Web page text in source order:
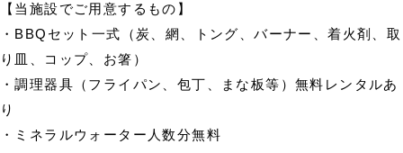
【当施設でご用意するもの】
・BBQセット一式（炭、網、トング、バーナー、着火剤、取
り皿、コップ、お箸）
・調理器具（フライパン、包丁、まな板等）無料レンタルあ
り
・ミネラルウォーター人数分無料